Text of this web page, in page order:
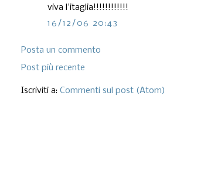
viva l'itaglia!!!!!!!!!!!!
16/12/06 20:43
Posta un commento
Post più recente
Iscriviti a:Commenti sul post (Atom)